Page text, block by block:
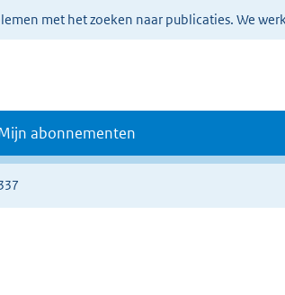
met het zoeken naar publicaties. We
abonnementen